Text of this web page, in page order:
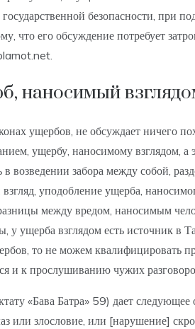
безопасности, при
что его обсуждение потребует
наносимый
ущербов, не обсуждает ничего
ущербу, наносимому взглядом, а
в возведении забора между собой,
уподобление ущерба,
между вредом, наносимым
у ущерба взглядом есть источник
то не можем квалифицировать
и к прослушиванию чужих
«Бава Батра» 59) дает
или злословие, или [нарушение]